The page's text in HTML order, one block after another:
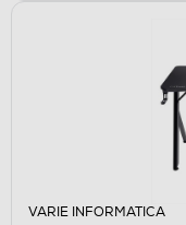
VARIE INFORMATICA